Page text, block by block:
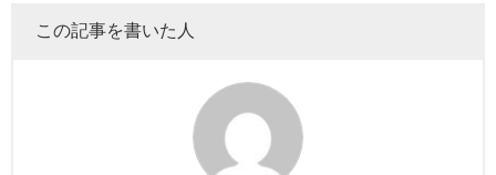
この記事を書いた人